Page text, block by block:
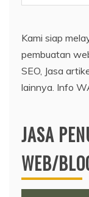
for:
Kami siap
pembuatan
SEO, Jasa
lainnya. Info
JASA
WEB/